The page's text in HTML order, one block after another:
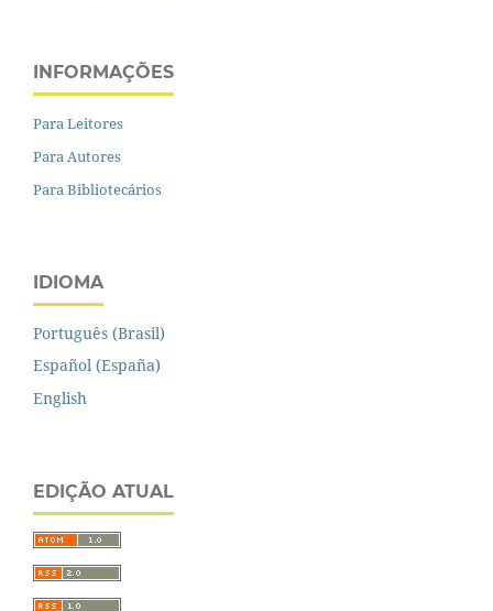
INFORMAÇÕES
Para Leitores
Para Autores
Para Bibliotecários
IDIOMA
Português (Brasil)
Español (España)
English
EDIÇÃO ATUAL